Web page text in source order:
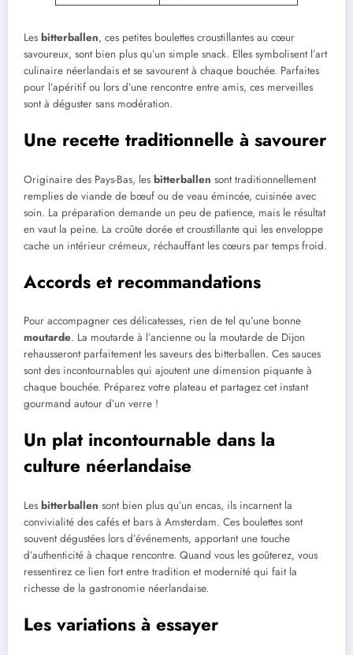
Les bitterballen, ces petites boulettes croustillantes au cœur
savoureux, sont bien plus qu’un simple snack. Elles symbolisent l’art
culinaire néerlandais et se savourent à chaque bouchée. Parfaites
pour l’apéritif ou lors d’une rencontre entre amis, ces merveilles
sont à déguster sans modération.
Une recette traditionnelle à savourer
Originaire des Pays-Bas, les bitterballen sont traditionnellement
remplies de viande de bœuf ou de veau émincée, cuisinée avec
soin. La préparation demande un peu de patience, mais le résultat
en vaut la peine. La croûte dorée et croustillante qui les enveloppe
cache un intérieur crémeux, réchauffant les cœurs par temps froid.
Accords et recommandations
Pour accompagner ces délicatesses, rien de tel qu’une bonne
moutarde. La moutarde à l’ancienne ou la moutarde de Dijon
rehausseront parfaitement les saveurs des bitterballen. Ces sauces
sont des incontournables qui ajoutent une dimension piquante à
chaque bouchée. Préparez votre plateau et partagez cet instant
gourmand autour d’un verre !
Un plat incontournable dans la
culture néerlandaise
Les bitterballen sont bien plus qu’un encas, ils incarnent la
convivialité des cafés et bars à Amsterdam. Ces boulettes sont
souvent dégustées lors d’événements, apportant une touche
d’authenticité à chaque rencontre. Quand vous les goûterez, vous
ressentirez ce lien fort entre tradition et modernité qui fait la
richesse de la gastronomie néerlandaise.
Les variations à essayer